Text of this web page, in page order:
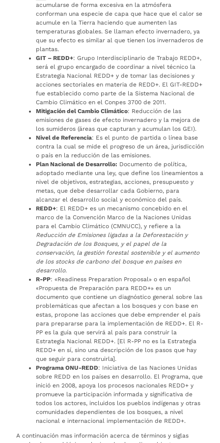
acumularse de forma excesiva en la atmósfera
conforman una especie de capa que hace que el calor se
acumule en la Tierra haciendo que aumenten las
temperaturas globales. Se llaman efecto invernadero, ya
que su efecto es similar al que tienen los invernaderos de
plantas.
GIT – REDD+: Grupo Interdisciplinario de Trabajo REDD+,
será el grupo encargado de coordinar a nivel técnico la
Estrategia Nacional REDD+ y de tomar las decisiones y
acciones sectoriales en materia de REDD+. El GIT-REDD+
fue establecido como parte de la Sistema Nacional de
Cambio Climático en el Conpes 3700 de 2011.
Mitigación del Cambio Climático: Reducción de las
emisiones de gases de efecto invernadero y la mejora de
los sumideros (áreas que capturan y acumulan los GEI).
Nivel de Referencia: Es el punto de partida o línea base
contra la cual se mide el progreso de un área, jurisdicción
o país en la reducción de las emisiones.
Plan Nacional de Desarrollo: Documento de política,
adoptado mediante una ley, que define los lineamientos a
nivel de objetivos, estrategias, acciones, presupuesto y
metas, que debe desarrollar cada Gobierno, para
alcanzar el desarrollo social y económico del país.
REDD+: El REDD+ es un mecanismo concebido en el
marco de la Convención Marco de la Naciones Unidas
para el Cambio Climático (CMNUCC), y refiere a la
Reducción de Emisiones ligadas a la Deforestación y
Degradación de los Bosques, y el papel de la
conservación, la gestión forestal sostenible y el aumento
de los stocks de carbono del bosque en países en
desarrollo.
R-PP: «Readiness Preparation Proposal» o en español
«Propuesta de Preparación para REDD+» es un
documento que contiene un diagnóstico general sobre las
problemáticas que afectan a los bosques y con base en
estas, propone las acciones que debe emprender el país
para prepararse para la implementación de REDD+. El R-
PP es la guía que servirá al país para construir la
Estrategia Nacional REDD+. [El R-PP no es la Estrategia
REDD+ en sí, sino una descripción de los pasos que hay
que seguir para construirla].
Programa ONU-REDD: Iniciativa de las Naciones Unidas
sobre REDD en los países en desarrollo. El Programa, que
inició en 2008, apoya los procesos nacionales REDD+ y
promueve la participación informada y significativa de
todos los actores, incluidos los pueblos indígenas y otras
comunidades dependientes de los bosques, a nivel
nacional e internacional implementación de REDD+.
A continuación mas información acerca de términos y siglas